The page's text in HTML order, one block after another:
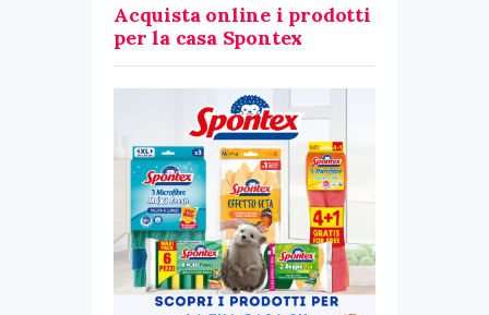
Acquista online i prodotti
per la casa Spontex